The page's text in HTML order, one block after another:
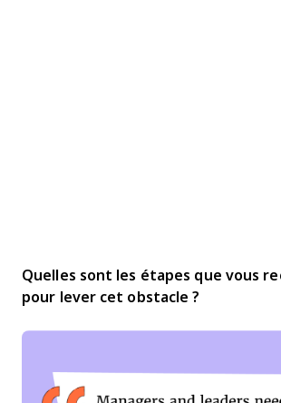
Quelles sont les étapes que vous
pour lever cet obstacle ?